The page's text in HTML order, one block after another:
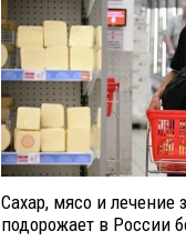
Сахар, мясо и лечение
подорожает в России